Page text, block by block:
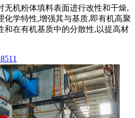
无机粉体填料表面进行改性和干燥,
化学特性,增强其与基质,即有机高聚
和在有机基质中的分散性,以提高材